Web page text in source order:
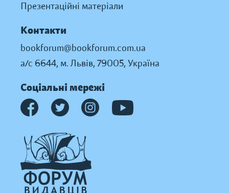
Презентаційні матеріали
Контакти
bookforum@bookforum.com.ua
а/с 6644, м. Львів, 79005, Україна
Соціальні мережі